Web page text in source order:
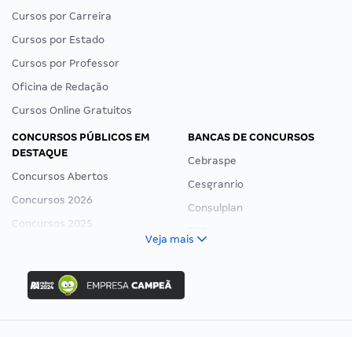
Cursos por Carreira
Cursos por Estado
Cursos por Professor
Oficina de Redação
Cursos Online Gratuitos
CONCURSOS PÚBLICOS EM
DESTAQUE
Concursos Abertos
Concursos 2026
Concursos 2025
Concurso Ibama
Concurso MPU
Editais publicados
BANCAS DE CONCURSOS
Cebraspe
Cesgranrio
Consulplan
Veja mais